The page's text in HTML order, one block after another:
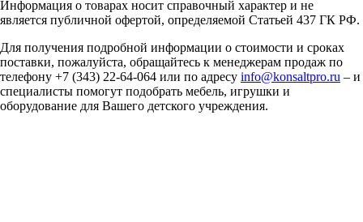
Информация о товарах носит справочный характер и не
является публичной офертой, определяемой Статьей 437 ГК РФ.
Для получения подробной информации о стоимости и сроках
поставки, пожалуйста, обращайтесь к менеджерам продаж по
телефону +7 (343) 22-64-064 или по адресу info@konsaltpro.ru – и
специалисты помогут подобрать мебель, игрушки и
оборудование для Вашего детского учреждения.